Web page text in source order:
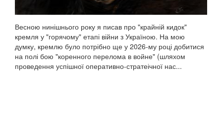
Весною нинішнього року я писав про "крайній кидок"
кремля у "горячому" етапі війни з Україною. На мою
думку, кремлю було потрібно ще у 2026-му році добитися
на полі бою "коренного перелома в войне" (шляхом
проведення успішної оперативно-стратеічної нас...